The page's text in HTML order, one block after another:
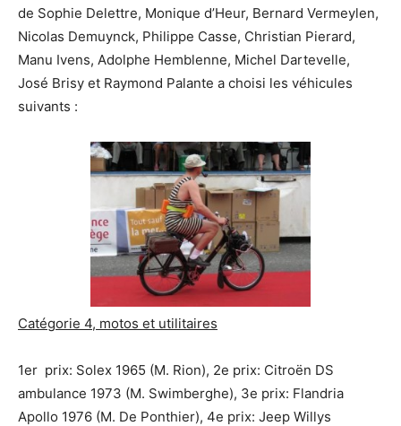
de Sophie Delettre, Monique d’Heur, Bernard Vermeylen,
Nicolas Demuynck, Philippe Casse, Christian Pierard,
Manu Ivens, Adolphe Hemblenne, Michel Dartevelle,
José Brisy et Raymond Palante a choisi les véhicules
suivants :
Catégorie 4, motos et utilitaires
1er prix: Solex 1965 (M. Rion), 2e prix: Citroën DS
ambulance 1973 (M. Swimberghe), 3e prix: Flandria
Apollo 1976 (M. De Ponthier), 4e prix: Jeep Willys